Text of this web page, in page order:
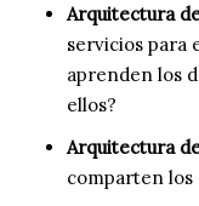
Arquitectura
servicios para
aprenden los
ellos?
Arquitectura
comparten los